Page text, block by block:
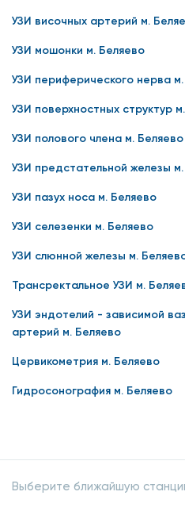
УЗИ височных артерий м.
УЗИ мошонки м. Беляево
УЗИ периферического нерва
УЗИ поверхностных структур
УЗИ полового члена м. Беляево
УЗИ предстательной железы
УЗИ пазух носа м. Беляево
УЗИ селезенки м. Беляево
УЗИ слюнной железы м.
Трансректальное УЗИ м.
УЗИ эндотелий - зависимой
артерий м. Беляево
Цервикометрия м. Беляево
Гидросонография м. Беляево
Выберите ближайшую